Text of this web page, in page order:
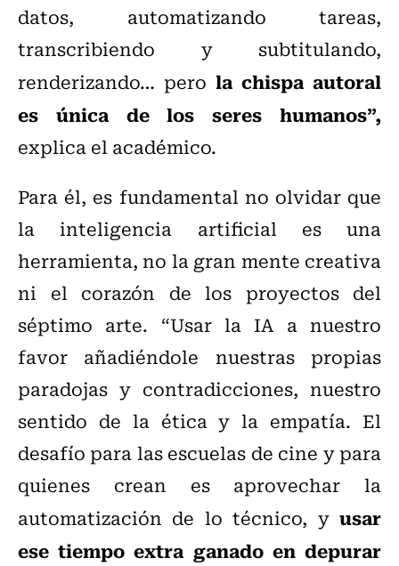
datos, automatizando tareas,
transcribiendo y subtitulando,
renderizando… pero la chispa autoral
es única de los seres humanos”,
explica el académico.
Para él, es fundamental no olvidar que
la inteligencia artificial es una
herramienta, no la gran mente creativa
ni el corazón de los proyectos del
séptimo arte. “Usar la IA a nuestro
favor añadiéndole nuestras propias
paradojas y contradicciones, nuestro
sentido de la ética y la empatía. El
desafío para las escuelas de cine y para
quienes crean es aprovechar la
automatización de lo técnico, y usar
ese tiempo extra ganado en depurar